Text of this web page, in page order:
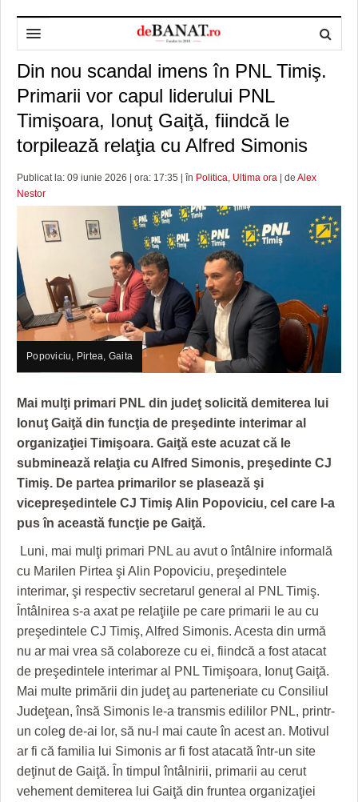
HOME
DESPRE NOI
REDACȚIA DEBANAT
ADMINISTRAȚIE
PRIMĂRIA TIMIŞOARA
POLITICĂ
FOTBAL JUDETEAN
ALTE SPORTURI
OPINII
DOSARELE DEBANAT
ETICA LUCIDITĂȚII ASISTATE
JURNAL DE CAMPANIE
ZÂMBETE AMARE
GRĂDINA TAICII DOMNULUI
CU OIŞTEA-N KIERKEGAARD
FINANŢĂRI DE LA A LA Z
PE SURSE
TIMP LIBER ȘI CULTURĂ
ULTRAMARIN VA RECOMANDA
CULTURA
CRONICĂ DE FILM
FILME DOCUMENTARE
CLIPURI VIDEO
JOCURI ONLINE
AFACERI
SĂNĂTATE
MAI MULTE
ACCIDENTE
INFO SI UTILE
CULTURA
INVATAMANT
JUSTITIE
FILME DOCUMENTARE
CLIPURI VIDEO
JOCURI ONLINE
DIVERSE
FARMACII DIN TIMIŞOARA
LICEE, ŞCOLI ŞI GRĂDINIŢE DIN TIMIŞ
PRIMĂRIILE DIN TIMIŞ
Din nou scandal imens în PNL Timiş.
Primarii vor capul liderului PNL
Timişoara, Ionuţ Gaiţă, fiindcă le
torpilează relaţia cu Alfred Simonis
Publicat la: 09 iunie 2026 | ora: 17:35 | în Politica, Ultima ora | de Alex
Nestor
Popoviciu, Pirtea, Gaita
Mai mulţi primari PNL din judeţ solicită demiterea lui
Ionuţ Gaiţă din funcţia de preşedinte interimar al
organizaţiei Timişoara. Gaiţă este acuzat că le
subminează relaţia cu Alfred Simonis, preşedinte CJ
Timiş. De partea primarilor se plasează şi
vicepreşedintele CJ Timiş Alin Popoviciu, cel care l-a
pus în această funcţie pe Gaiţă.
Luni, mai mulţi primari PNL au avut o întâlnire informală
cu Marilen Pirtea şi Alin Popoviciu, preşedintele
interimar, şi respectiv secretarul general al PNL Timiş.
Întâlnirea s-a axat pe relaţiile pe care primarii le au cu
preşedintele CJ Timiş, Alfred Simonis. Acesta din urmă
nu ar mai vrea să colaboreze cu ei, fiindcă a fost atacat
de preşedintele interimar al PNL Timişoara, Ionuţ Gaiţă.
Mai multe primării din judeţ au parteneriate cu Consiliul
Judeţean, însă Simonis le-a transmis edililor PNL, printr-
un coleg de-ai lor, să nu-l mai caute în acest an. Motivul
ar fi că familia lui Simonis ar fi fost atacată într-un site
deţinut de Gaiţă. În timpul întâlnirii, primarii au cerut
vehement demiterea lui Gaiţă din fruntea organizaţiei